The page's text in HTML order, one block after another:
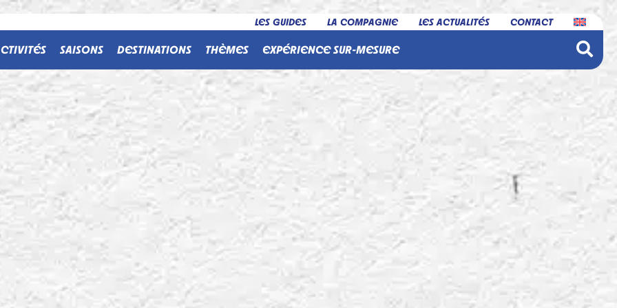
LES GUIDES LA COMPAGNIE LES ACTUALITÉS CONTACT
SAISONS DESTINATIONS THÈMES EXPÉRIENCE SUR-MESURE